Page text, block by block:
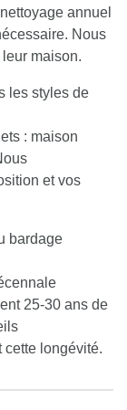
annuel
Nous
maison.
les styles de
: maison
et vos
bardage
25-30 ans de
cette longévité.